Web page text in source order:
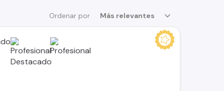
Ordenar por Más relevantes